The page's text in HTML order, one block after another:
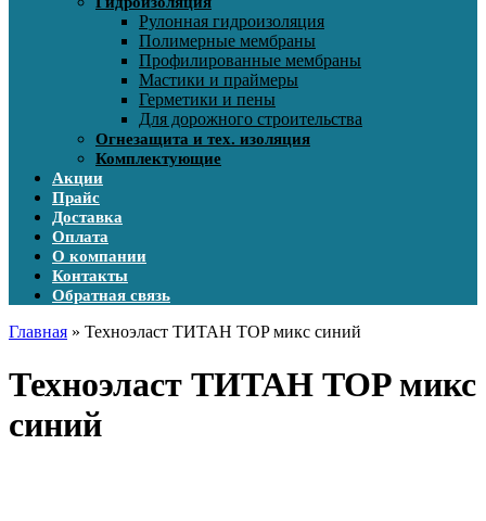
Рулонная гидроизоляция
Полимерные мембраны
Профилированные мембраны
Мастики и праймеры
Герметики и пены
Для дорожного строительства
Огнезащита и тех. изоляция
Комплектующие
Акции
Прайс
Доставка
Оплата
О компании
Контакты
Обратная связь
Главная » Техноэласт ТИТАН TOP микс синий
Техноэласт ТИТАН TOP микс
синий